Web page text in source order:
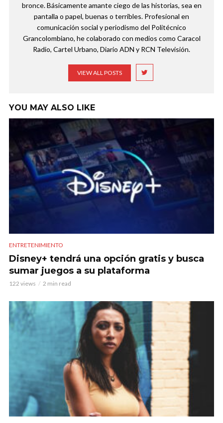
bronce. Básicamente amante ciego de las historias, sea en
pantalla o papel, buenas o terribles. Profesional en
comunicación social y periodismo del Politécnico
Grancolombiano, he colaborado con medios como Caracol
Radio, Cartel Urbano, Diario ADN y RCN Televisión.
VIEW ALL POSTS
YOU MAY ALSO LIKE
ENTRETENIMIENTO
Disney+ tendrá una opción gratis y busca
sumar juegos a su plataforma
122 views 2 min read